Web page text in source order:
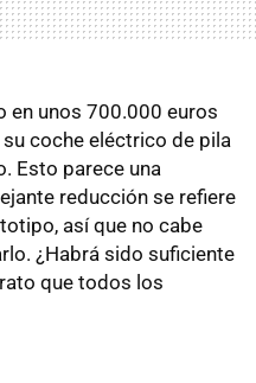
en unos 700.000 euros
coche eléctrico de pila
Esto parece una
reducción se refiere
así que no cabe
¿Habrá sido suficiente
que todos los